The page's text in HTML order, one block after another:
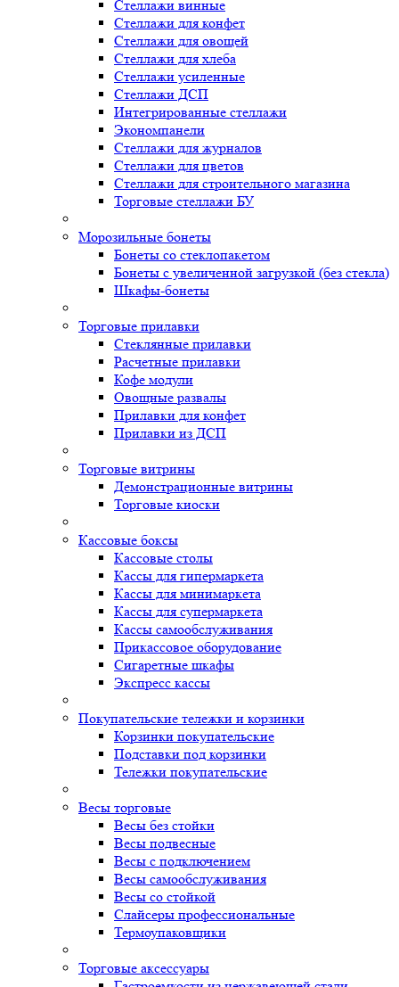
Стеллажи винные
Стеллажи для конфет
Стеллажи для овощей
Стеллажи для хлеба
Стеллажи усиленные
Стеллажи ДСП
Интегрированные стеллажи
Экономпанели
Стеллажи для журналов
Стеллажи для цветов
Стеллажи для строительного магазина
Торговые стеллажи БУ
Морозильные бонеты
Бонеты со стеклопакетом
Бонеты с увеличенной загрузкой (без стекла)
Шкафы-бонеты
Торговые прилавки
Стеклянные прилавки
Расчетные прилавки
Кофе модули
Овощные развалы
Прилавки для конфет
Прилавки из ДСП
Торговые витрины
Демонстрационные витрины
Торговые киоски
Кассовые боксы
Кассовые столы
Кассы для гипермаркета
Кассы для минимаркета
Кассы для супермаркета
Кассы самообслуживания
Прикассовое оборудование
Сигаретные шкафы
Экспресс кассы
Покупательские тележки и корзинки
Корзинки покупательские
Подставки под корзинки
Тележки покупательские
Весы торговые
Весы без стойки
Весы подвесные
Весы с подключением
Весы самообслуживания
Весы со стойкой
Слайсеры профессиональные
Термоупаковщики
Торговые аксессуары